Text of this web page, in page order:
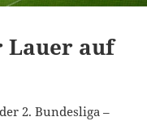
Lauer auf
2. Bundesliga –